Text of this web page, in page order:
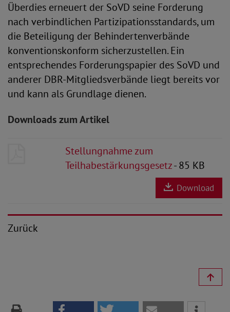
Überdies erneuert der SoVD seine Forderung
nach verbindlichen Partizipationsstandards, um
die Beteiligung der Behindertenverbände
konventionskonform sicherzustellen. Ein
entsprechendes Forderungspapier des SoVD und
anderer DBR-Mitgliedsverbände liegt bereits vor
und kann als Grundlage dienen.
Downloads zum Artikel
Stellungnahme zum
Teilhabestärkungsgesetz- 85 KB
Download
Zurück